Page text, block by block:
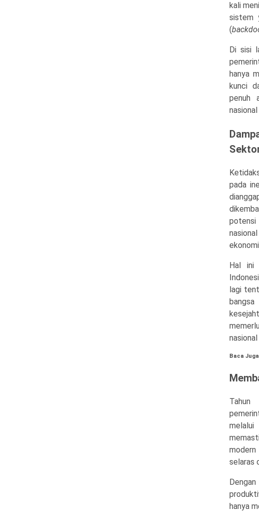
kali
sistem
(
Di sisi
hanya
kunci
penuh
pada
potensi
Hal ini
lagi
Baca
Tahun
melalui
selaras
hanya